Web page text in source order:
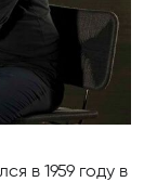
в 1959 году в